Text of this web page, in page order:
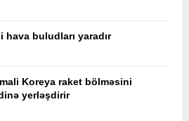
buludları yaradır
Koreya raket bölməsini
yerləşdirir